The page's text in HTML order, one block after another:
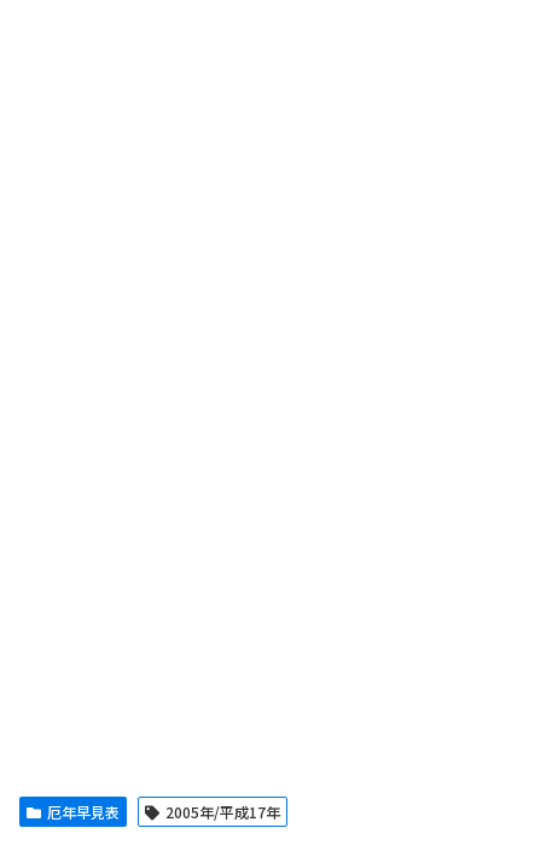
厄年早見表 2005年/平成17年